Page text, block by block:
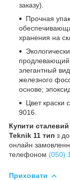
заказу).
Прочная
хранения на
элегантный
железного
основе;
Цвет краски
9016.
Купити
Teknik 11 тип з
онлайн
телефоном (050)
Приховати